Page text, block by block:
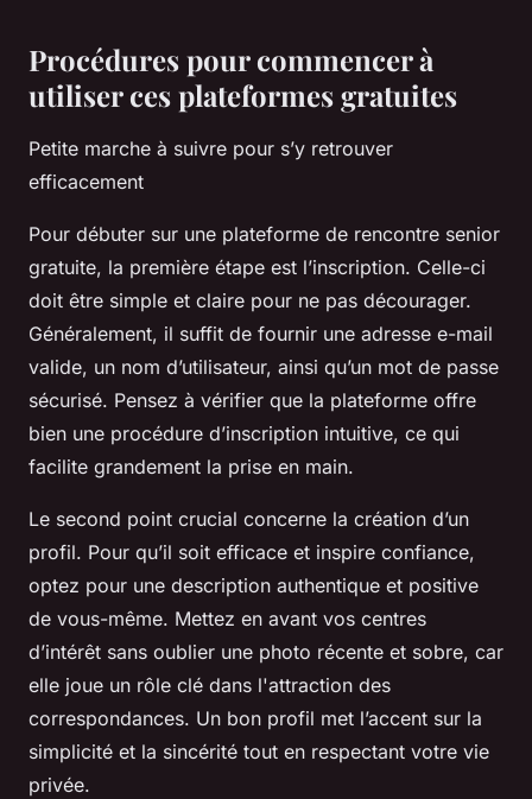
Procédures pour commencer à
utiliser ces plateformes gratuites
Petite marche à suivre pour s’y retrouver
efficacement
Pour débuter sur une plateforme de rencontre senior
gratuite, la première étape est l’inscription. Celle-ci
doit être simple et claire pour ne pas décourager.
Généralement, il suffit de fournir une adresse e-mail
valide, un nom d’utilisateur, ainsi qu’un mot de passe
sécurisé. Pensez à vérifier que la plateforme offre
bien une procédure d’inscription intuitive, ce qui
facilite grandement la prise en main.
Le second point crucial concerne la création d’un
profil. Pour qu’il soit efficace et inspire confiance,
optez pour une description authentique et positive
de vous-même. Mettez en avant vos centres
d’intérêt sans oublier une photo récente et sobre, car
elle joue un rôle clé dans l'attraction des
correspondances. Un bon profil met l’accent sur la
simplicité et la sincérité tout en respectant votre vie
privée.